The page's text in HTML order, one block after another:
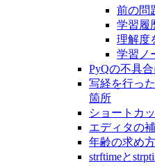
前の問
学習履
理解度
学習ノ
PyQの不具
写経を行っ
箇所
ショートカ
エディタの
年齢の求め方
strftimeと